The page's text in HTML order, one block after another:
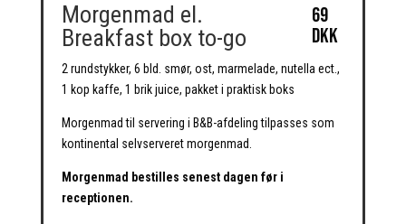
Morgenmad el.
Breakfast box to-go
69
DKK
2 rundstykker, 6 bld. smør, ost, marmelade, nutella ect.,
1 kop kaffe, 1 brik juice, pakket i praktisk boks
Morgenmad til servering i B&B-afdeling tilpasses som
kontinental selvserveret morgenmad.
Morgenmad bestilles senest dagen før i
receptionen.